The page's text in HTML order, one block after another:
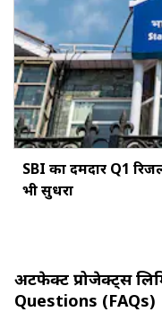
SBI का दमदार Q1
भी सुधरा
अर्टीफेक्ट प्रोजेक्ट्स
Questions (FAQs)